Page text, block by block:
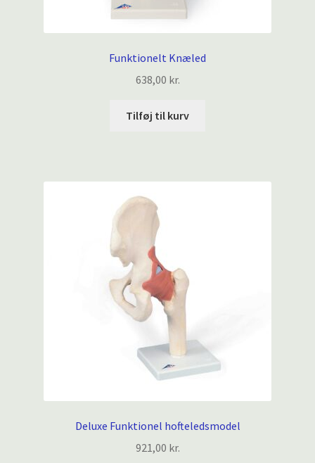
Funktionelt Knæled
638,00 kr.
Tilføj til kurv
Deluxe Funktionel hofteledsmodel
921,00 kr.